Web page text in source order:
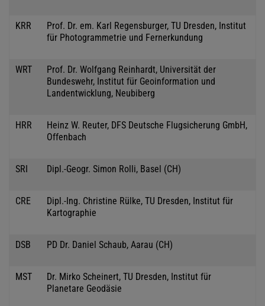
KRR
Prof. Dr. em. Karl Regensburger, TU Dresden, Institut
für Photogrammetrie und Fernerkundung
WRT
Prof. Dr. Wolfgang Reinhardt, Universität der
Bundeswehr, Institut für Geoinformation und
Landentwicklung, Neubiberg
HRR
Heinz W. Reuter, DFS Deutsche Flugsicherung GmbH,
Offenbach
SRI Dipl.-Geogr. Simon Rolli, Basel (CH)
CRE
Dipl.-Ing. Christine Rülke, TU Dresden, Institut für
Kartographie
DSB PD Dr. Daniel Schaub, Aarau (CH)
MST
Dr. Mirko Scheinert, TU Dresden, Institut für
Planetare Geodäsie